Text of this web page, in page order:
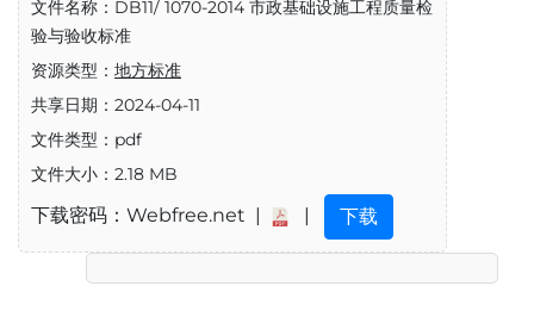
文件名称：DB11/ 1070-2014 市政基础设施工程质量检
验与验收标准
资源类型： 地方标准
共享日期：2024-04-11
文件类型：pdf
文件大小：2.18 MB
下载密码：Webfree.net | | 下载